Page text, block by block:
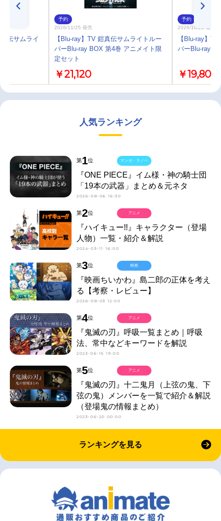
伝サムライ
予約
2026/11/25 発売
【Blu-ray】TV 鎧真伝サムライトルー
パーBlu-ray BOX 第4巻 アニメイト限
定セット
￥21,120
予約
2026/10/28 発売
【Blu-ray】
パーBlu-ray
￥19,800
人気ランキング
第1位
『ONE PIECE』イム様・神の騎士団
「19本の武器」まとめ＆元ネタ
2026-08-06 16:30
マンガ・ラノベ
第2位
『ハイキュー!!』キャラクター（登場
人物）一覧・紹介＆解説
2024-03-11 16:00
アニメ
第3位
『映画ちいかわ』島二郎の正体を考え
る【考察・レビュー】
2026-08-03 12:00
映画
第4位
『鬼滅の刃』呼吸一覧まとめ｜呼吸
法、常中などキーワードを解説
2023-06-15 19:00
アニメ
第5位
『鬼滅の刃』十二鬼月（上弦の鬼、下
弦の鬼）メンバーを一覧で紹介＆解説
（登場鬼の情報まとめ）
2023-06-20 00:00
アニメ
ランキングを見る